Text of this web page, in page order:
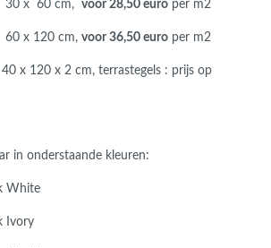
30 x 60 cm, voor 28,50 euro per m2
60 x 120 cm, voor 36,50 euro per m2
x 120 x 2 cm, terrastegels : prijs op
in onderstaande kleuren:
White
Ivory